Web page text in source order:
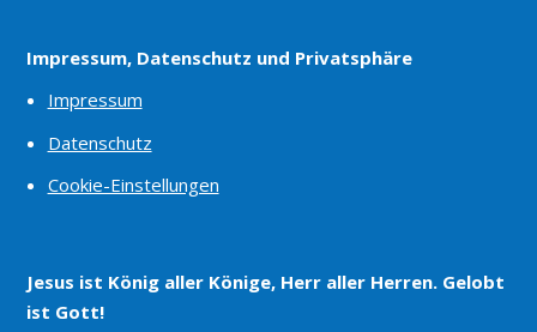
Impressum, Datenschutz und Privatsphäre
Impressum
Datenschutz
Cookie-Einstellungen
Jesus ist König aller Könige, Herr aller Herren. Gelobt
ist Gott!